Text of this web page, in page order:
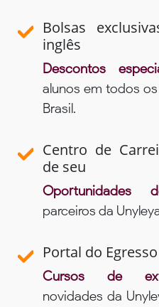
Bolsas
inglês
Descontos
alunos em todos
Brasil.
Centro de
de seu
Oportunidades
parceiros da
Portal do Egresso
Cursos de
novidades da